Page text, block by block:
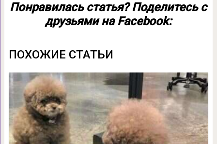
Понравилась статья? Поделитесь с
друзьями на Facebook:
ПОХОЖИЕ СТАТЬИ